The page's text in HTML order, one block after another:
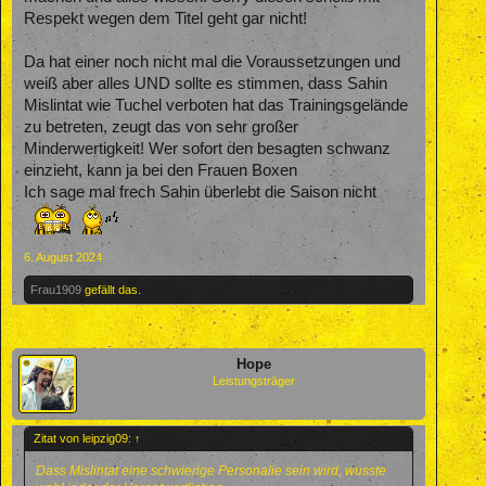
Respekt wegen dem Titel geht gar nicht!
Da hat einer noch nicht mal die Voraussetzungen und
weiß aber alles UND sollte es stimmen, dass Sahin
Mislintat wie Tuchel verboten hat das Trainingsgelände
zu betreten, zeugt das von sehr großer
Minderwertigkeit! Wer sofort den besagten schwanz
einzieht, kann ja bei den Frauen Boxen
Ich sage mal frech Sahin überlebt die Saison nicht
6. August 2024
Frau1909 gefällt das.
Hope
Leistungsträger
Zitat von leipzig09: ↑
Dass Mislintat eine schwierige Personalie sein wird, wusste